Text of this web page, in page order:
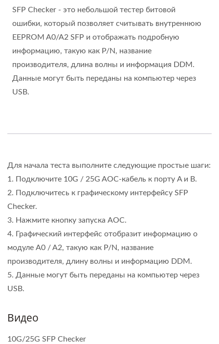
SFP Checker - это небольшой тестер битовой
ошибки, который позволяет считывать внутреннюю
EEPROM A0/A2 SFP и отображать подробную
информацию, такую как P/N, название
производителя, длина волны и информация DDM.
Данные могут быть переданы на компьютер через
USB.
Для начала теста выполните следующие простые шаги:
1. Подключите 10G / 25G AOC-кабель к порту A и B.
2. Подключитесь к графическому интерфейсу SFP
Checker.
3. Нажмите кнопку запуска AOC.
4. Графический интерфейс отобразит информацию о
модуле A0 / A2, такую как P/N, название
производителя, длину волны и информацию DDM.
5. Данные могут быть переданы на компьютер через
USB.
Видео
10G/25G SFP Checker